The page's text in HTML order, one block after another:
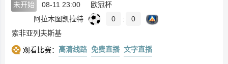
未开始 08-11 23:00
欧冠杯
阿拉木图凯拉特
0 :
0
索非亚列夫斯基
观看比赛： 高清线路 免费直播 文字直播